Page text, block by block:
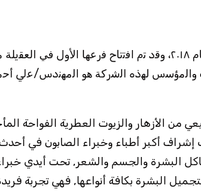
ﻟﺗﺄﺳﯾس اﻟﺷرﻛﺔ واﻟﻣﺎﻟك واﻟﻣؤﺳس ﻟﮭذه اﻟﺷرﻛﺔ ھو اﻟﻣﮭﻧدس/ﻋلي
من الأزهار والزيوت العطرية الفواحة
أكبر أطباء وخبراء الصابون في
البشرة والجسم والشعر, تحت أيدي
البشرة بكافة أنواعها, فهي تجربة